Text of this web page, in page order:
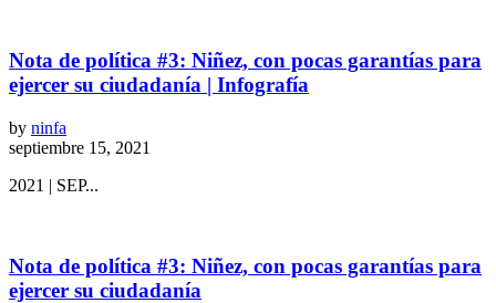
Nota de política #3: Niñez, con pocas garantías para
ejercer su ciudadanía | Infografía
by ninfa
septiembre 15, 2021
2021 | SEP...
Nota de política #3: Niñez, con pocas garantías para
ejercer su ciudadanía